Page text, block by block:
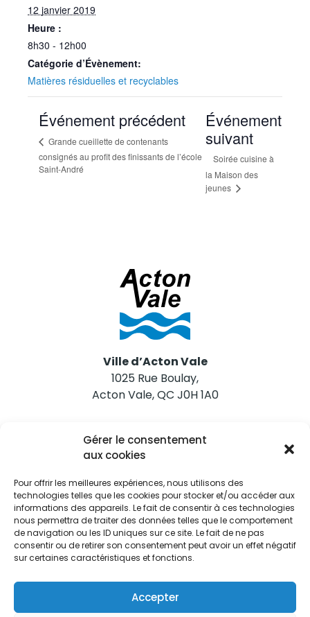
Gérer le consentement
aux cookies
Pour offrir les meilleures expériences, nous utilisons des
technologies telles que les cookies pour stocker et/ou accéder aux
informations des appareils. Le fait de consentir à ces technologies
nous permettra de traiter des données telles que le comportement
de navigation ou les ID uniques sur ce site. Le fait de ne pas
consentir ou de retirer son consentement peut avoir un effet négatif
sur certaines caractéristiques et fonctions.
Accepter
12 janvier 2019
Heure :
8h30 - 12h00
Catégorie d’Évènement:
Matières résiduelles et recyclables
Événement précédent
Grande cueillette de contenants
consignés au profit des finissants de l’école
Saint-André
Événement
suivant
Soirée cuisine à
la Maison des
jeunes
Ville d’Acton Vale
1025 Rue Boulay,
Acton Vale, QC J0H 1A0
Nous joindre
Tél. 450 546-2703
Restez informés
Abonnez-vous aux alertes municipales
Je m'abonne